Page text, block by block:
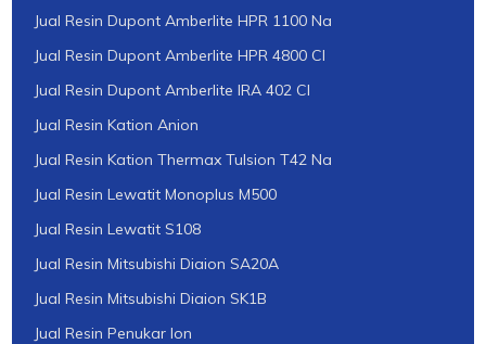
Jual Resin Dupont Amberlite HPR 1100 Na
Jual Resin Dupont Amberlite HPR 4800 Cl
Jual Resin Dupont Amberlite IRA 402 Cl
Jual Resin Kation Anion
Jual Resin Kation Thermax Tulsion T42 Na
Jual Resin Lewatit Monoplus M500
Jual Resin Lewatit S108
Jual Resin Mitsubishi Diaion SA20A
Jual Resin Mitsubishi Diaion SK1B
Jual Resin Penukar Ion